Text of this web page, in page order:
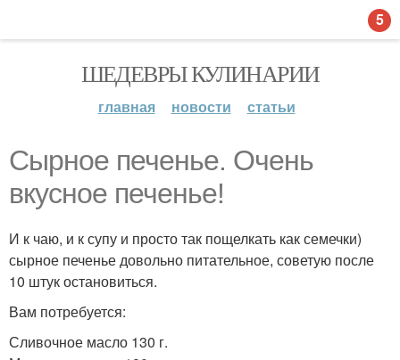
ШЕДЕВРЫ КУЛИНАРИИ
главная новости статьи
Сырное печенье. Очень
вкусное печенье!
И к чаю, и к супу и просто так пощелкать как семечки)
сырное печенье довольно питательное, советую после
10 штук остановиться.
Вам потребуется:
Сливочное масло 130 г.
5